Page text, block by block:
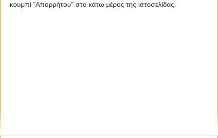
κουμπί "Απορρήτου" στο κάτω μέρος της ιστοσελίδας.
Στα Social Media, 17-24 Ιουνίου 2019